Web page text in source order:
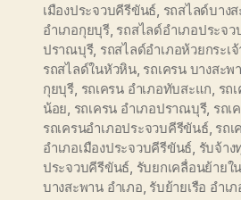
เมืองประจวบคีรีขันธ์ รถสไลด์บาง
อำเภอกุยบุรี, รถสไลด์อำเภอประจ
ปราณบุรี, รถสไลด์อำเภอห้วยกระเจ้
รถสไลด์ในหัวหิน, รถเครน บางสะพ
กุยบุรี รถเครน อำเภอทับสะแก รถ
น้อย รถเครน อำเภอปราณบุรี, รถเ
รถเครนอำเภอประจวบคีรีขันธ์, รถ
อำเภอเมืองประจวบคีรีขันธ์ รับจ้า
ประจวบคีรีขันธ์ รับยกเคลื่อนย้ายใ
บางสะพาน อำเภอ รับย้ายเรือ อำเ